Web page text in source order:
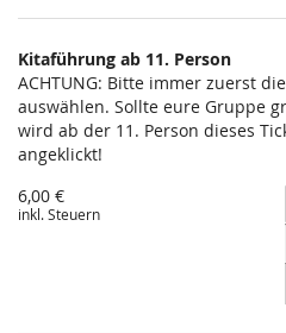
Kitaführung ab 11. Person
ACHTUNG: Bitte immer zuerst
auswählen. Sollte eure Gruppe
wird ab der 11. Person dieses
angeklickt!
6,00 €
inkl. Steuern